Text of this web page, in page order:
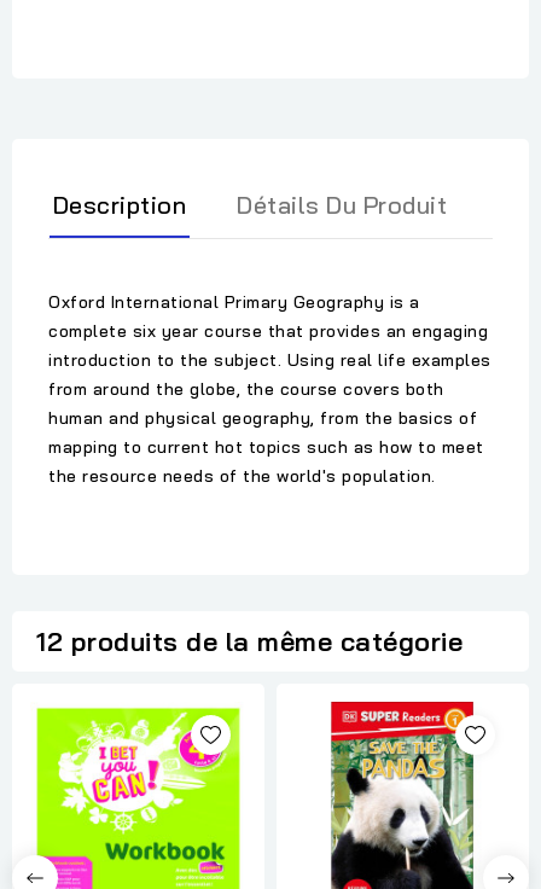
Description Détails Du Produit
Oxford International Primary Geography is a
complete six year course that provides an engaging
introduction to the subject. Using real life examples
from around the globe, the course covers both
human and physical geography, from the basics of
mapping to current hot topics such as how to meet
the resource needs of the world's population.
12 produits de la même catégorie